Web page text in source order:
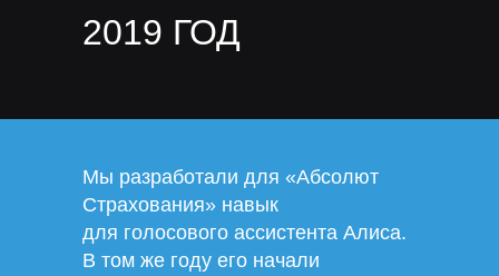
2019 ГОД
Мы разработали для «Абсолют
Страхования» навык
для голосового ассистента Алиса.
В том же году его начали